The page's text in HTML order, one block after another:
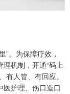
”。为保障疗效，
机制，开通“码上
人管、有回应。
医护理、伤口造口